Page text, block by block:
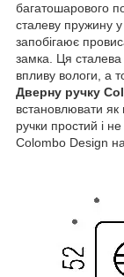
багатошарового
сталеву пружину у
запобігаює
замка. Ця сталева
впливу вологи, а
Дверну ручку
встановлювати як
ручки простий і
Colombo Design